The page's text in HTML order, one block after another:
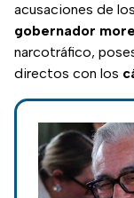
acusaciones de
gobernador
narcotráfico,
directos con los